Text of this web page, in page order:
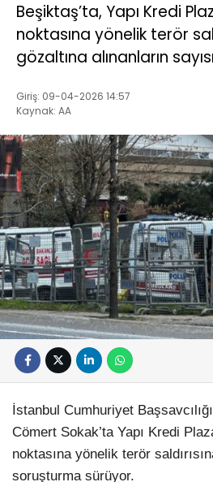
Beşiktaş’ta, Yapı Kredi
noktasına yönelik terör
gözaltına alınanların
Giriş: 09-04-2026 14:57
Kaynak: AA
İstanbul Cumhuriyet
Cömert Sokak’ta Yapı Kredi
noktasına yönelik terör
soruşturma sürüyor.